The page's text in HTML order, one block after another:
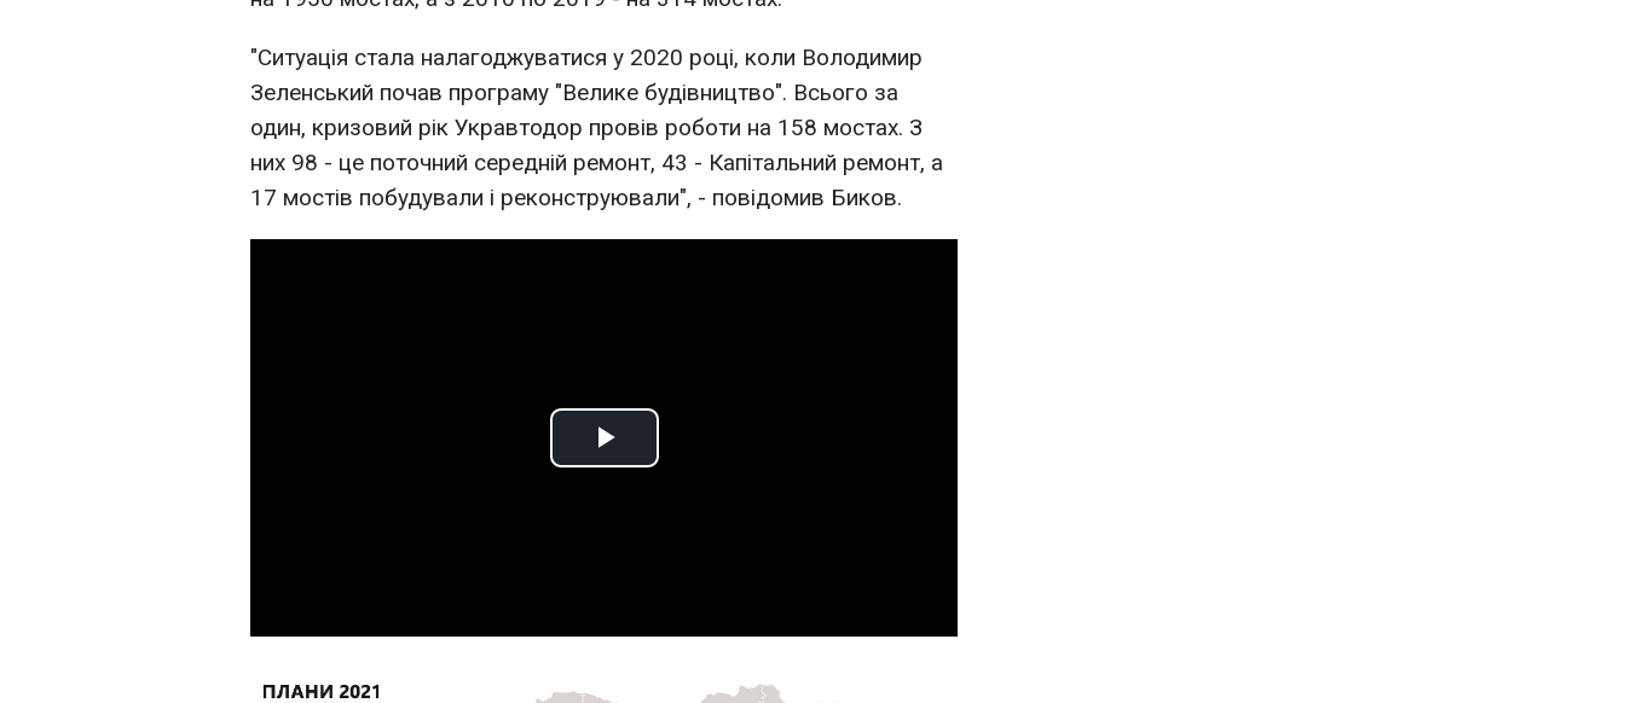
"Ситуація стала налагоджуватися у 2020 році, коли Володимир
Зеленський почав програму "Велике будівництво". Всього за
один, кризовий рік Укравтодор провів роботи на 158 мостах. З
них 98 - це поточний середній ремонт, 43 - Капітальний ремонт, а
17 мостів побудували і реконструювали", - повідомив Биков.
Play